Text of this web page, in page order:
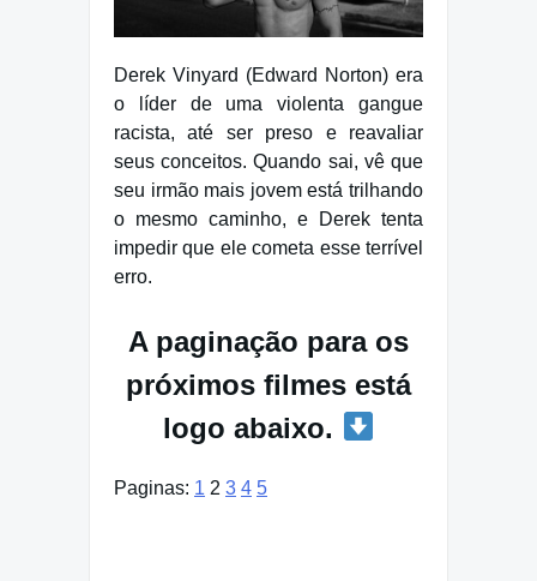
Derek Vinyard (Edward Norton) era
o líder de uma violenta gangue
racista, até ser preso e reavaliar
seus conceitos. Quando sai, vê que
seu irmão mais jovem está trilhando
o mesmo caminho, e Derek tenta
impedir que ele cometa esse terrível
erro.
A paginação para os
próximos filmes está
logo abaixo.
Paginas: 1 2 3 4 5